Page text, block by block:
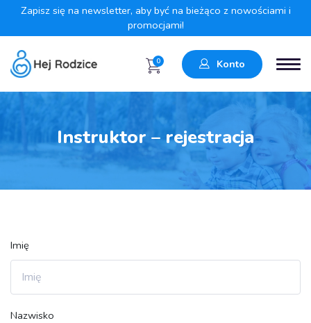
Zapisz się na newsletter, aby być na bieżąco z nowościami i
promocjami!
0 Konto
Instruktor – rejestracja
Imię
Nazwisko